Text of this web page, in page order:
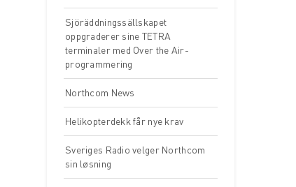
Sjöräddningssällskapet
oppgraderer sine TETRA
terminaler med Over the Air-
programmering
Northcom News
Helikopterdekk får nye krav
Sveriges Radio velger Northcom
sin løsning